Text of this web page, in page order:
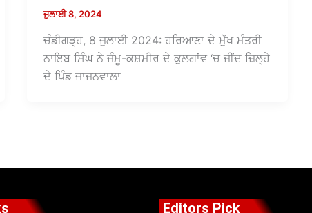
ਜੁਲਾਈ 8, 2024
ਚੰਡੀਗੜ੍ਹ, 8 ਜੁਲਾਈ 2024: ਹਰਿਆਣਾ ਦੇ ਮੁੱਖ ਮੰਤਰੀ
ਨਾਇਬ ਸਿੰਘ ਨੇ ਜੰਮੂ-ਕਸ਼ਮੀਰ ਦੇ ਕੁਲਗਾਂਵ ‘ਚ ਜੀਂਦ ਜ਼ਿਲ੍ਹੇ
ਦੇ ਪਿੰਡ ਜਾਜਨਵਾਲਾ
Editors Pick